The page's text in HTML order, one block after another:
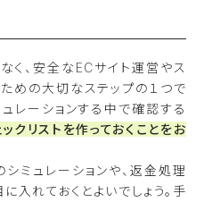
く、安全なECサイト運営やス
めの大切なステップの１つで
レーションする中で確認する
クリストを作っておくことをお
ミュレーションや、返金処理
入れておくとよいでしょう。手